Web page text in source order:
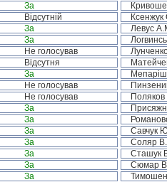
За
Відсутній
За Левус
За
Не голосував
Відсутня
За
Не голосував
Не голосував
За
За
За Савчук
За Соляр
За Сташук
За Сюмар
За